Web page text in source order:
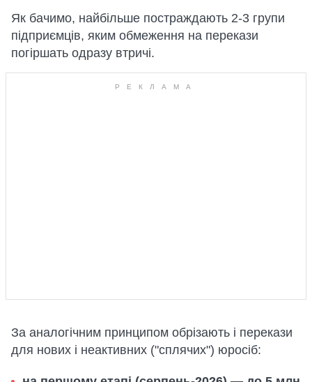
Як бачимо, найбільше постраждають 2-3 групи
підприємців, яким обмеження на перекази
погіршать одразу втричі.
За аналогічним принципом обрізають і перекази
для нових і неактивних ("сплячих") юросіб: